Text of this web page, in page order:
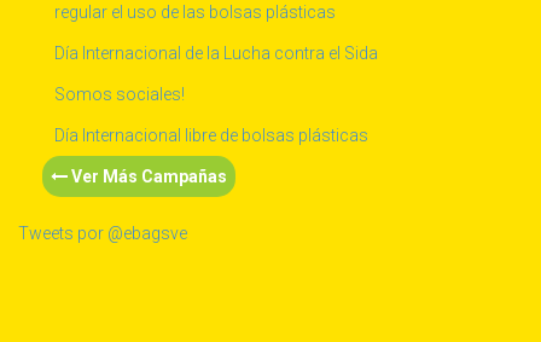
regular el uso de las bolsas plásticas
Día Internacional de la Lucha contra el Sida
Somos sociales!
Día Internacional libre de bolsas plásticas
Ver Más Campañas
Tweets por @ebagsve